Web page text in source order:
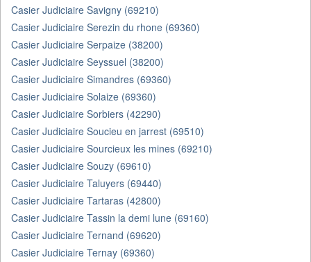
Casier Judiciaire Savigny (69210)
Casier Judiciaire Serezin du rhone (69360)
Casier Judiciaire Serpaize (38200)
Casier Judiciaire Seyssuel (38200)
Casier Judiciaire Simandres (69360)
Casier Judiciaire Solaize (69360)
Casier Judiciaire Sorbiers (42290)
Casier Judiciaire Soucieu en jarrest (69510)
Casier Judiciaire Sourcieux les mines (69210)
Casier Judiciaire Souzy (69610)
Casier Judiciaire Taluyers (69440)
Casier Judiciaire Tartaras (42800)
Casier Judiciaire Tassin la demi lune (69160)
Casier Judiciaire Ternand (69620)
Casier Judiciaire Ternay (69360)